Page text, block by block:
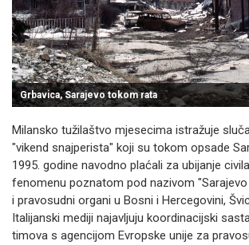
Grbavica, Sarajevo tokom rata
Milansko tužilaštvo mjesecima istražuje
"vikend snajperista" koji su tokom opsade
1995. godine navodno plaćali za ubijanje
fenomenu poznatom pod nazivom
i pravosudni organi u Bosni i Hercegovini,
Italijanski mediji najavljuju koordinacijski
timova s agencijom Evropske unije za